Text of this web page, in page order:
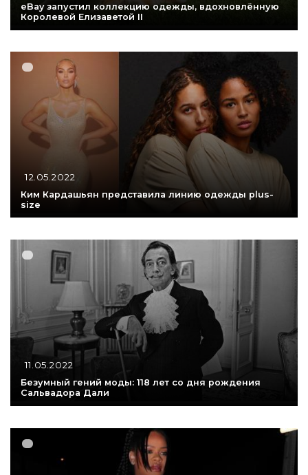
eBay запустил коллекцию одежды, вдохновлённую
Королевой Елизаветой II
12.05.2022
Ким Кардашьян представила линию одежды plus-
size
11.05.2022
Безумный гений моды: 118 лет со дня рождения
Сальвадора Дали